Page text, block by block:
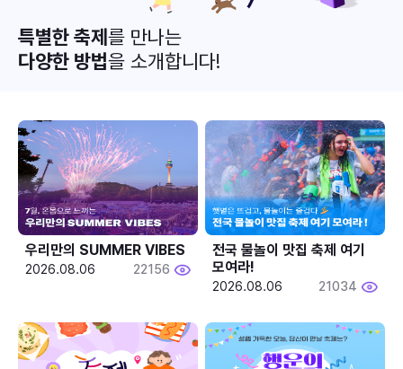
특별한 축제를 만나는
다양한 방법을 소개합니다!
우리만의 SUMMER VIBES
2026.08.06 22156
전국 물놀이 맛집 축제 여기
모여라!
2026.08.06 21034